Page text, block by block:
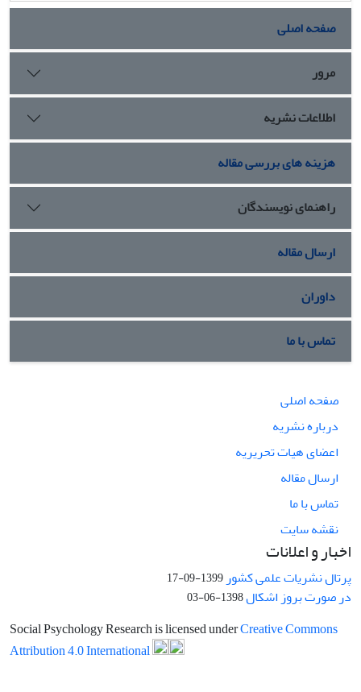
صفحه اصلی
مرور
اطلاعات نشریه
هزینه های بررسی مقاله
راهنمای نویسندگان
ارسال مقاله
داوران
تماس با ما
صفحه اصلی
درباره نشریه
اعضای هیات تحریریه
ارسال مقاله
تماس با ما
نقشه سایت
اخبار و اعلانات
پرتال نشریات علمی کشور 1399-09-17
در صورت بروز اشکال1398-06-03
Social Psychology Research is licensed underCreative Commons
Attribution 4.0 International